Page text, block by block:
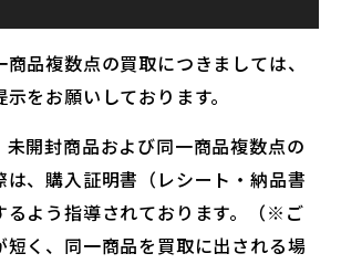
品複数点の買取につきましては、
をお願いしております。
未開封商品および同一商品複数点の
は、購入証明書（レシート・納品書
るよう指導されております。（※ご
短く、同一商品を買取に出される場